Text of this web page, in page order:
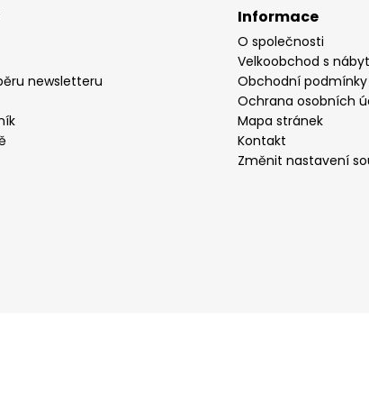
newsletteru
Informace
O společnosti
Velkoobchod s
Obchodní podmínky
Ochrana osobních
Mapa stránek
Kontakt
Změnit nastavení